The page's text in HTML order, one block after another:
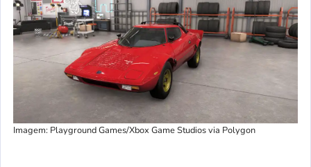
Imagem: Playground Games/Xbox Game Studios via Polygon